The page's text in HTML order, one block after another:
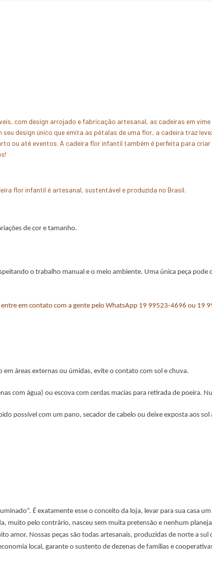
com design arrojado e fabricação artesanal, as cadeiras em
design único que emita as pétalas de uma flor, a cadeira traz
ou até eventos. A cadeira flor infantil também é perfeita para
flor infantil é artesanal, sustentável e produzida no Brasil.
de cor e tamanho.
o trabalho manual e o meio ambiente. Uma única peça
em contato com a gente pelo WhatsApp 19 99523-4696 ou 19
áreas externas ou úmidas, evite o contato com sol e chuva.
com água) ou escova com cerdas macias para retirada de poeira.
possível com um pano, secador de cabelo ou deixe exposta aos
É exatamente esse o conceito da loja, levar para sua casa
muito pelo contrário, nasceu sem muita pretensão e nenhum
amor. Nossas peças são todas artesanais, produzidas de norte a
local, garante o sustento de dezenas de famílias e